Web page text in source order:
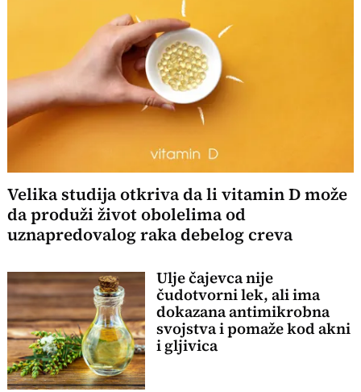
Velika studija otkriva da li vitamin D može
da produži život obolelima od
uznapredovalog raka debelog creva
Ulje čajevca nije
čudotvorni lek, ali ima
dokazana antimikrobna
svojstva i pomaže kod akni
i gljivica